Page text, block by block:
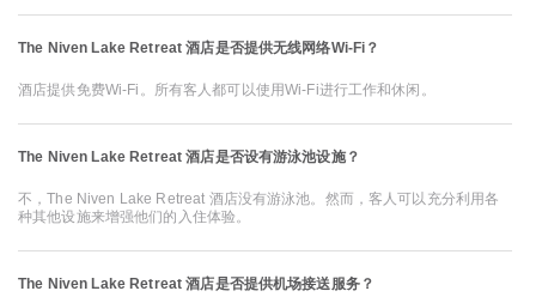
The Niven Lake Retreat 酒店是否提供无线网络Wi-Fi？
酒店提供免费Wi-Fi。所有客人都可以使用Wi-Fi进行工作和休闲。
The Niven Lake Retreat 酒店是否设有游泳池设施？
不，The Niven Lake Retreat 酒店没有游泳池。然而，客人可以充分利用各
种其他设施来增强他们的入住体验。
The Niven Lake Retreat 酒店是否提供机场接送服务？